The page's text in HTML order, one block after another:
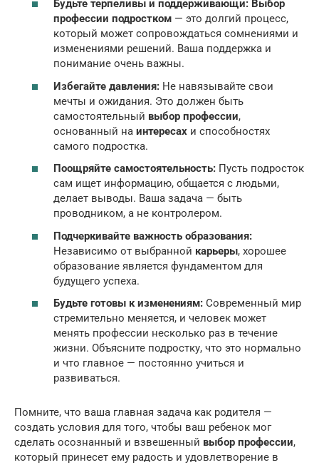
Будьте терпеливы и поддерживающи: Выбор
профессии подростком — это долгий процесс,
который может сопровождаться сомнениями и
изменениями решений. Ваша поддержка и
понимание очень важны.
Избегайте давления: Не навязывайте свои
мечты и ожидания. Это должен быть
самостоятельный выбор профессии,
основанный на интересах и способностях
самого подростка.
Поощряйте самостоятельность: Пусть подросток
сам ищет информацию, общается с людьми,
делает выводы. Ваша задача — быть
проводником, а не контролером.
Подчеркивайте важность образования:
Независимо от выбранной карьеры, хорошее
образование является фундаментом для
будущего успеха.
Будьте готовы к изменениям: Современный мир
стремительно меняется, и человек может
менять профессии несколько раз в течение
жизни. Объясните подростку, что это нормально
и что главное — постоянно учиться и
развиваться.
Помните, что ваша главная задача как родителя —
создать условия для того, чтобы ваш ребенок мог
сделать осознанный и взвешенный выбор профессии,
который принесет ему радость и удовлетворение в